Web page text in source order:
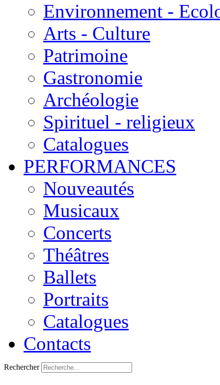
Environnement -
Arts - Culture
Patrimoine
Gastronomie
Archéologie
Spirituel - religieux
Catalogues
PERFORMANCES
Nouveautés
Musicaux
Concerts
Théâtres
Ballets
Portraits
Catalogues
Contacts
Rechercher